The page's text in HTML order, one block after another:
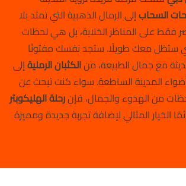
السحابإلى الرمال الذهبية التي تمتد بلا
فقط على المناظر الخلابة، بل هي لحظات
ستظل معك طويلًا. ستجد نفسك مفتونًا
مع جمال الطبيعة، منالكثبان الرمليةإلى
المدينة الساطعة. سواء كنت تبحث عن
من الهدوء والجمال، فإنرحلة الهليكوبتر
الخيار المثالي لإضافة تجربة جديدة ومميزة